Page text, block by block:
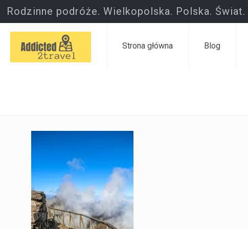
Rodzinne podróże. Wielkopolska. Polska. Świat.
Strona główna Blog